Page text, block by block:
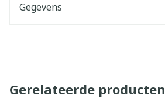
Gegevens
Gerelateerde producten